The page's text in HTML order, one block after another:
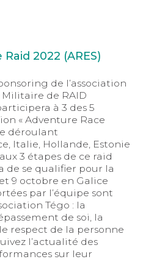
2022 (ARES)
de l’association
Militaire de RAID
à 3 des 5
« Adventure Race
déroulant
Italie, Hollande, Estonie
3 étapes de ce raid
se qualifier pour la
9 octobre en Galice
par l’équipe sont
Tégo : la
de soi, la
respect de la personne
l’actualité des
sur leur